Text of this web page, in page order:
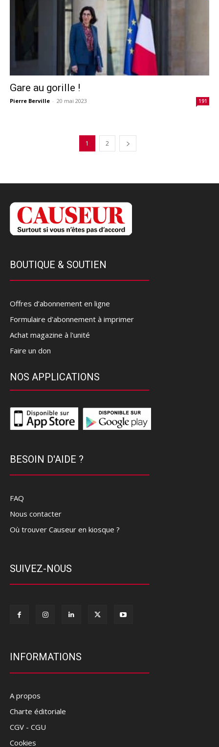
Gare au gorille !
Pierre Berville - 20 mai 2023 191
1 2
BOUTIQUE & SOUTIEN
Offres d’abonnement en ligne
Formulaire d'abonnement à imprimer
Achat magazine à l'unité
Faire un don
NOS APPLICATIONS
BESOIN D'AIDE ?
FAQ
Nous contacter
Où trouver Causeur en kiosque ?
SUIVEZ-NOUS
INFORMATIONS
A propos
Charte éditoriale
CGV - CGU
Cookies